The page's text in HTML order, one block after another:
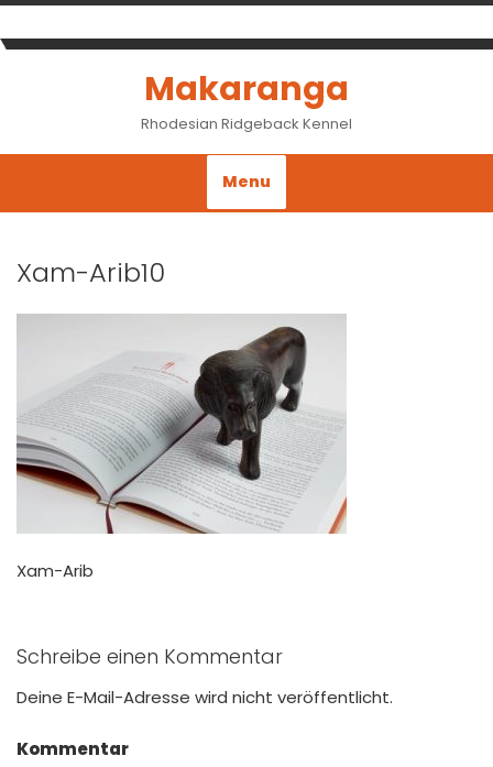
Skip
to
Makaranga
Rhodesian Ridgeback Kennel
Menu
Xam-Arib10
Xam-Arib
Schreibe einen Kommentar
Deine E-Mail-Adresse wird nicht veröffentlicht.
Kommentar